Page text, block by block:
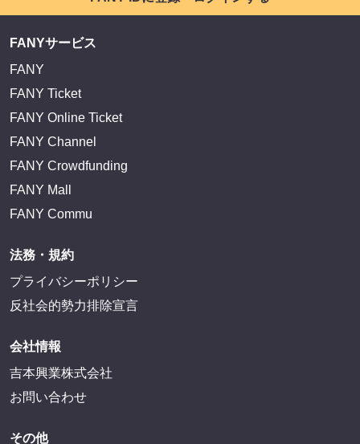
FANYサービス
FANY
FANY Ticket
FANY Online Ticket
FANY Channel
FANY Crowdfunding
FANY Mall
FANY Commu
法務・規約
プライバシーポリシー
反社会的勢力排除宣言
会社情報
吉本興業株式会社
お問い合わせ
その他